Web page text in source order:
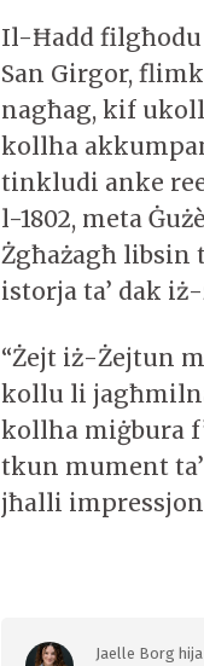
Il-Ħadd filgħodu
San Girgor,
nagħag, kif
kollha
tinkludi anke
l-1802, meta
Żgħażagħ
istorja ta’ dak
“Żejt iż-Żejtun
kollu li
kollha miġbura
tkun mument
jħalli
Jaelle Borg